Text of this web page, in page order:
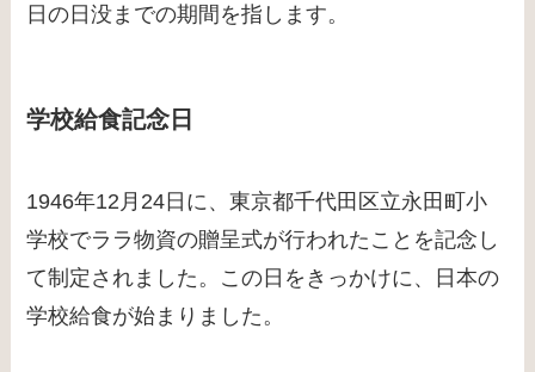
日の日没までの期間を指します。
学校給食記念日
1946年12月24日に、東京都千代田区立永田町小
学校でララ物資の贈呈式が行われたことを記念し
て制定されました。この日をきっかけに、日本の
学校給食が始まりました。